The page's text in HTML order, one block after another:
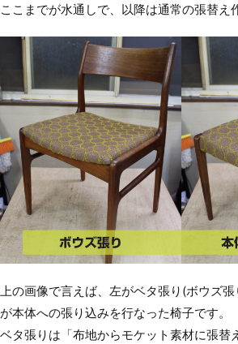
ここまでが水通しで、以降は通常の張替え
上の画像で言えば、左がベタ張り(ボウズ
が本体への張り込みを行なった椅子です。
ベタ張りは「布地からモケット素材に張替